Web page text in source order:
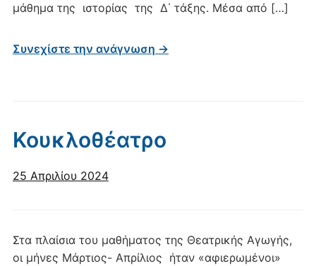
μάθημα της ιστορίας της Δ΄ τάξης. Μέσα από […]
Συνεχίστε την ανάγνωση →
Κουκλοθέατρο
25 Απριλίου 2024
Στα πλαίσια του μαθήματος της Θεατρικής Αγωγής,
οι μήνες Μάρτιος- Απρίλιος ήταν «αφιερωμένοι»